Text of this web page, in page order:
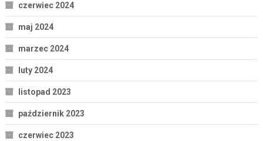
czerwiec 2024
maj 2024
marzec 2024
luty 2024
listopad 2023
październik 2023
czerwiec 2023